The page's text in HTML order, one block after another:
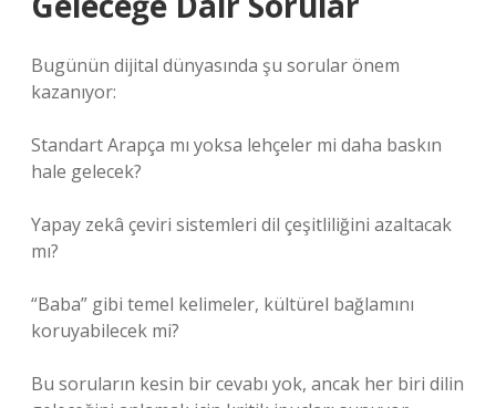
Bugünün dijital dünyasında şu sorular önem
kazanıyor:
Standart Arapça mı yoksa lehçeler mi daha baskın
hale gelecek?
Yapay zekâ çeviri sistemleri dil çeşitliliğini azaltacak
mı?
“Baba” gibi temel kelimeler, kültürel bağlamını
koruyabilecek mi?
Bu soruların kesin bir cevabı yok, ancak her biri dilin